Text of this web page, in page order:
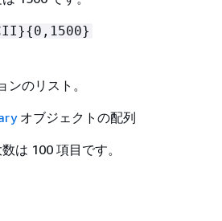
{0,1500}
のリスト。
オブジェクトの配列
は 100 項目です。